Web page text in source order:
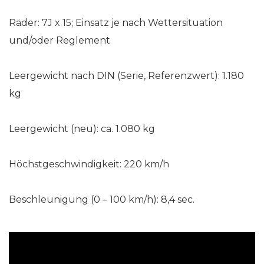
Räder: 7J x 15; Einsatz je nach Wettersituation
und/oder Reglement
Leergewicht nach DIN (Serie, Referenzwert): 1.180
kg
Leergewicht (neu): ca. 1.080 kg
Höchstgeschwindigkeit: 220 km/h
Beschleunigung (0 – 100 km/h): 8,4 sec.